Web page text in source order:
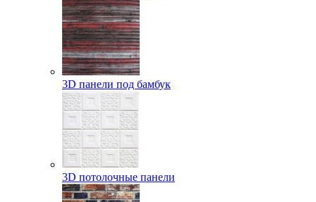
3D панели под бамбук
3D потолочные панели